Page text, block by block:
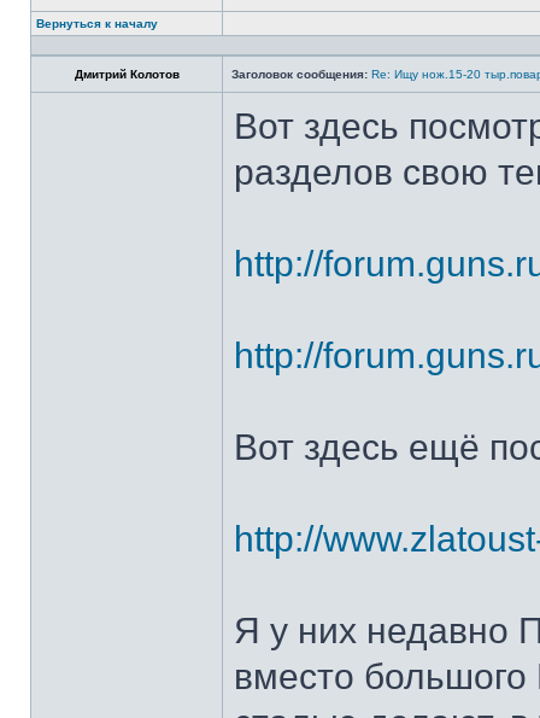
Вернуться к началу
Дмитрий Колотов Заголовок сообщения: Re: Ищу нож.15-20
Вот здесь
разделов свою
http://
http://
Вот здесь ещё
http://
Я у них недавно
вместо